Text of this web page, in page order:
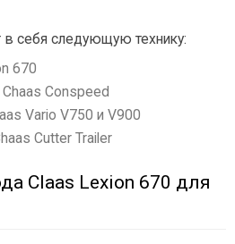
себя следующую технику:
670
Conspeed
Vario V750 и V900
Cutter Trailer
Claas Lexion 670 для